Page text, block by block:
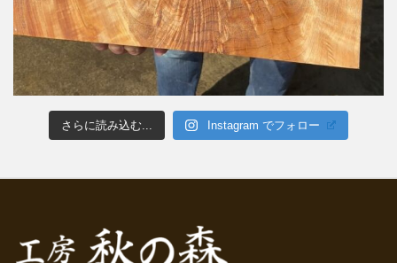
さらに読み込む... Instagram でフォロー